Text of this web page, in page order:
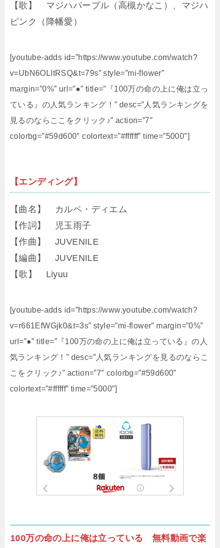
【歌】 マジハパープル（高槻かなこ）、マジハ
ピンク（降幡愛）
[youtube-adds id=”https://www.youtube.com/watch?
v=UbN6OLItRSQ&t=79s” style=”mi-flower”
margin=”0%” url=”●” title=”『100万の命の上に俺は立っ
ている』の人気ランキング！” desc=”人気ランキングを
見るのならここをクリック♪” action=”7″
colorbg=”#59d600″ colortext=”#ffffff” time=”5000″]
【エンディング】
【曲名】 カルペ・ディエム
【作詞】 児玉雨子
【作曲】 JUVENILE
【編曲】 JUVENILE
【歌】 Liyuu
[youtube-adds id=”https://www.youtube.com/watch?
v=r661EfWGjk0&t=3s” style=”mi-flower” margin=”0%”
url=”●” title=”『100万の命の上に俺は立っている』の人
気ランキング！” desc=”人気ランキングを見るのならこ
こをクリック♪” action=”7″ colorbg=”#59d600″
colortext=”#ffffff” time=”5000″]
100万の命の上に俺は立っている 無料動画で楽